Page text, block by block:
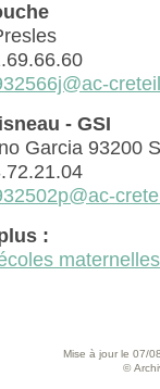
- GSI
Garcia 93200
:
maternelles
Mise à jour le 07/
©